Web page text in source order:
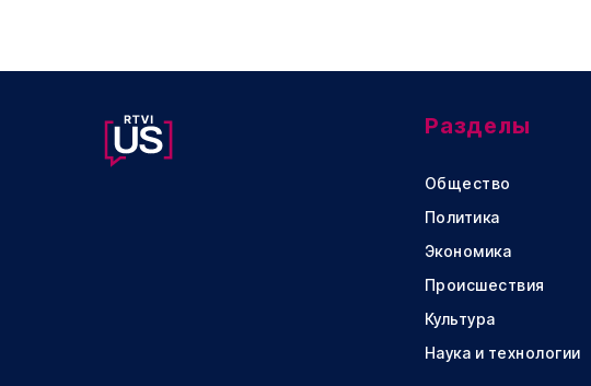
Разделы
Общество
Политика
Экономика
Происшествия
Культура
Наука и технологии